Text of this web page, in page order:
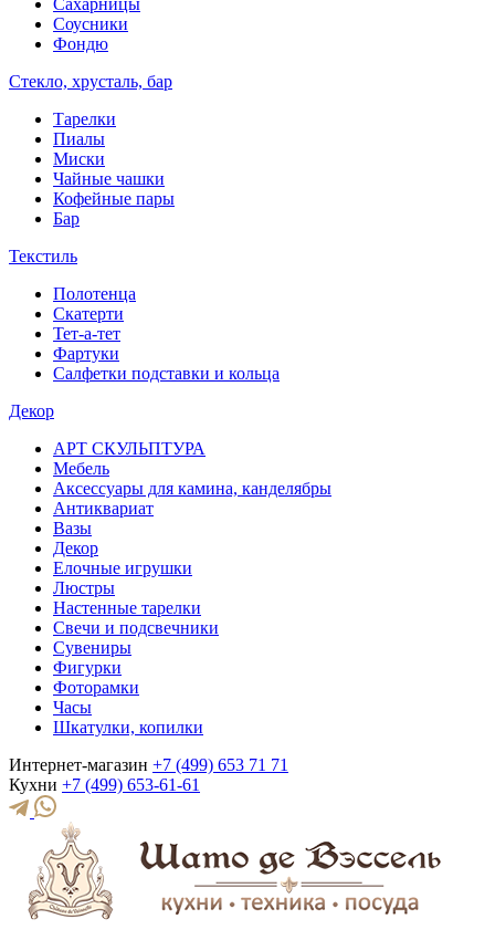
Соусники
Фондю
Стекло, хрусталь, бар
Тарелки
Пиалы
Миски
Чайные чашки
Кофейные пары
Бар
Текстиль
Полотенца
Скатерти
Тет-а-тет
Фартуки
Салфетки подставки и кольца
Декор
АРТ СКУЛЬПТУРА
Мебель
Аксессуары для камина, канделябры
Антиквариат
Вазы
Декор
Елочные игрушки
Люстры
Настенные тарелки
Свечи и подсвечники
Сувениры
Фигурки
Фоторамки
Часы
Шкатулки, копилки
Интернет-магазин +7 (499) 653 71 71
Кухни +7 (499) 653-61-61